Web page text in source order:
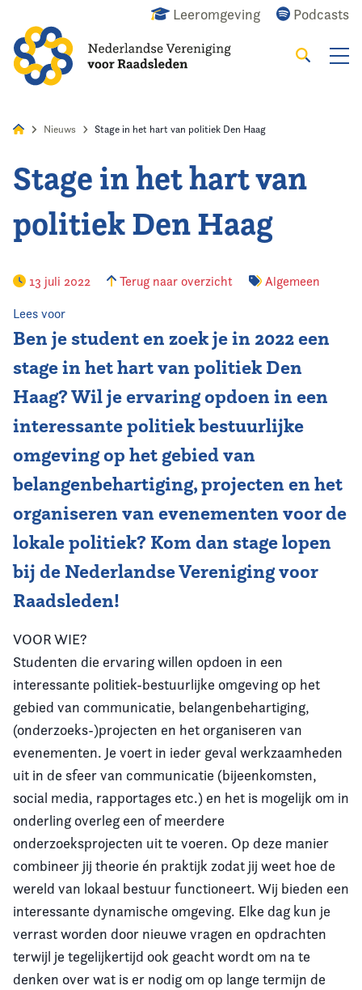
Leeromgeving Podcasts
Zoeken
Home
Agenda
Opleiding
Kennis & Informatie
Vereniging
Contact
Nieuws Stage in het hart van politiek Den Haag
Stage in het hart van
politiek Den Haag
13 juli 2022 Terug naar overzicht Algemeen
Lees voor
Ben je student en zoek je in 2022 een
stage in het hart van politiek Den
Haag? Wil je ervaring opdoen in een
interessante politiek bestuurlijke
omgeving op het gebied van
belangenbehartiging, projecten en het
organiseren van evenementen voor de
lokale politiek? Kom dan stage lopen
bij de Nederlandse Vereniging voor
Raadsleden!
VOOR WIE?
Studenten die ervaring willen opdoen in een
interessante politiek-bestuurlijke omgeving op het
gebied van communicatie, belangenbehartiging,
(onderzoeks-)projecten en het organiseren van
evenementen. Je voert in ieder geval werkzaamheden
uit in de sfeer van communicatie (bijeenkomsten,
social media, rapportages etc.) en het is mogelijk om in
onderling overleg een of meerdere
onderzoeksprojecten uit te voeren. Op deze manier
combineer jij theorie én praktijk zodat jij weet hoe de
wereld van lokaal bestuur functioneert. Wij bieden een
interessante dynamische omgeving. Elke dag kun je
verrast worden door nieuwe vragen en opdrachten
terwijl je tegelijkertijd ook geacht wordt om na te
denken over wat is er nodig om op lange termijn de